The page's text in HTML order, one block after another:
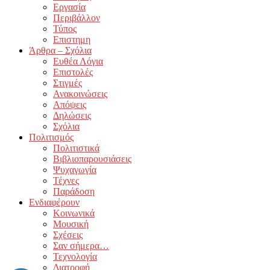
Εργασία
Περιβάλλον
Τύπος
Επιστημη
Άρθρα – Σχόλια
Ευθέα Λόγια
Επιστολές
Στιγμές
Ανακοινώσεις
Απόψεις
Δηλώσεις
Σχόλια
Πολιτισμός
Πολιτιστικά
Βιβλιοπαρουσιάσεις
Ψυχαγωγία
Τέχνες
Παράδοση
Ενδιαφέρουν
Κοινωνικά
Μουσική
Σχέσεις
Σαν σήμερα…
Τεχνολογία
Διατροφή